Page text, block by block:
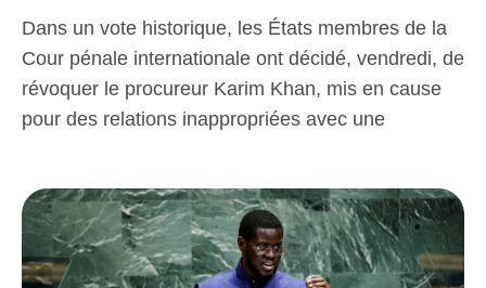
Dans un vote historique, les États membres de la
Cour pénale internationale ont décidé, vendredi, de
révoquer le procureur Karim Khan, mis en cause
pour des relations inappropriées avec une